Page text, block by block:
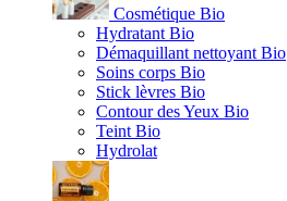
Cosmétique Bio
Hydratant Bio
Démaquillant nettoyant Bio
Soins corps Bio
Stick lèvres Bio
Contour des Yeux Bio
Teint Bio
Hydrolat